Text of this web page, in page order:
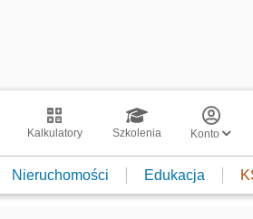
Kalkulatory Szkolenia Konto
Nieruchomości Edukacja